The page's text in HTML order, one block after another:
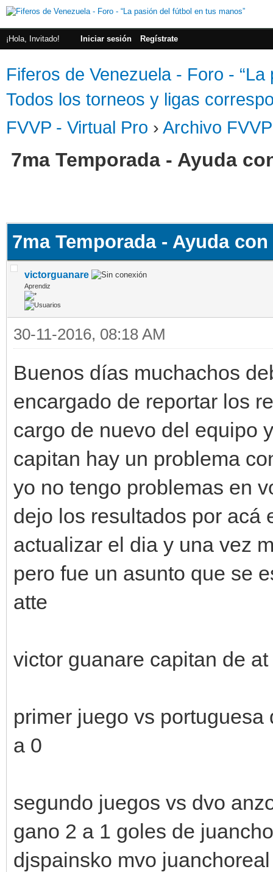
¡Hola, Invitado! Iniciar sesión Regístrate
Fiferos de Venezuela - Foro -
Todos los torneos y ligas
FVVP - Virtual Pro › Archivo FVVP
7ma Temporada - Ayuda
7ma Temporada - Ayuda con
victorguanare
Aprendiz
30-11-2016, 08:18 AM
Buenos días muchachos
encargado de reportar los
cargo de nuevo del equipo
capitan hay un problema
yo no tengo problemas en
dejo los resultados por acá
actualizar el dia y una vez
pero fue un asunto que se
atte
victor guanare capitan de
primer juego vs
a 0
segundo juegos vs dvo
gano 2 a 1 goles de
djspainsko mvo juanchoreal